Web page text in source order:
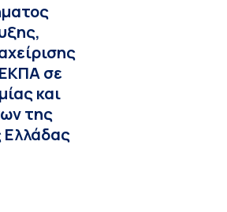
σε
και
της
Ελλάδας